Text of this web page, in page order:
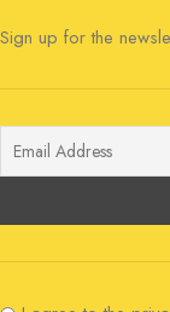
Sign up for the